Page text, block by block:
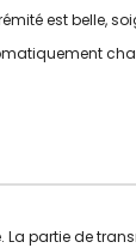
est belle,
partie de